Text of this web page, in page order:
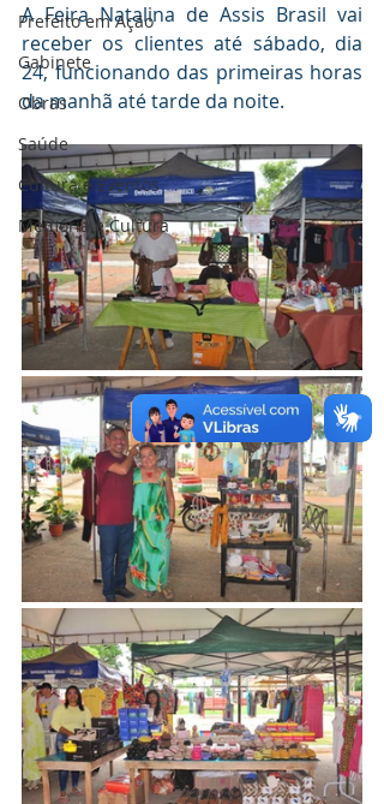
Prefeito em Ação
Gabinete
Obras
Saúde
Cultura e Eventos
Memória e Cultura
A Feira Natalina de Assis Brasil vai
receber os clientes até sábado, dia
24, funcionando das primeiras horas
da manhã até tarde da noite.